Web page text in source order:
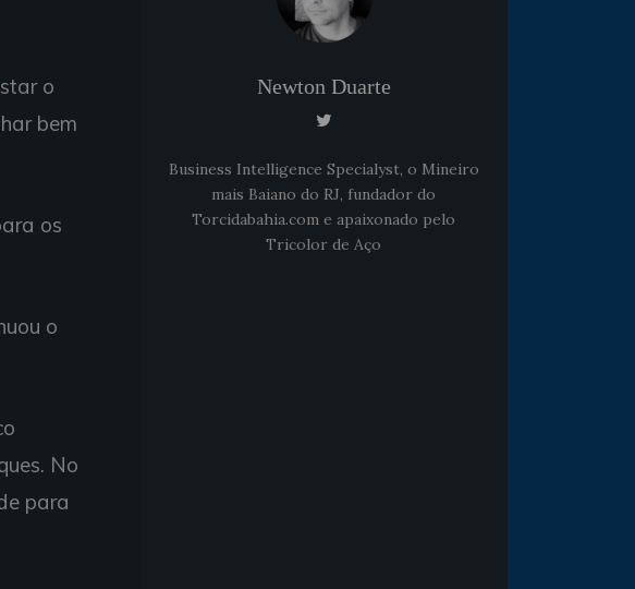
o
bem
os
o
No
para
Newton Duarte
Business Intelligence Specialyst, o Mineiro
mais Baiano do RJ, fundador do
Torcidabahia.com e apaixonado pelo
Tricolor de Aço